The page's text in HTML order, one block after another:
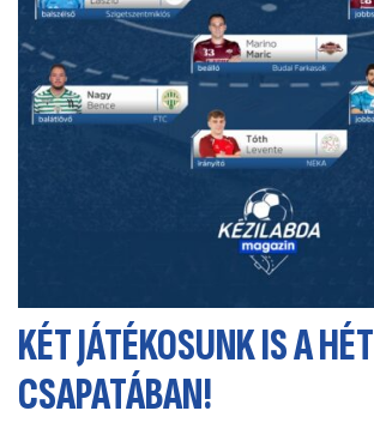
KÉT JÁTÉKOSUNK IS A HÉT
CSAPATÁBAN!